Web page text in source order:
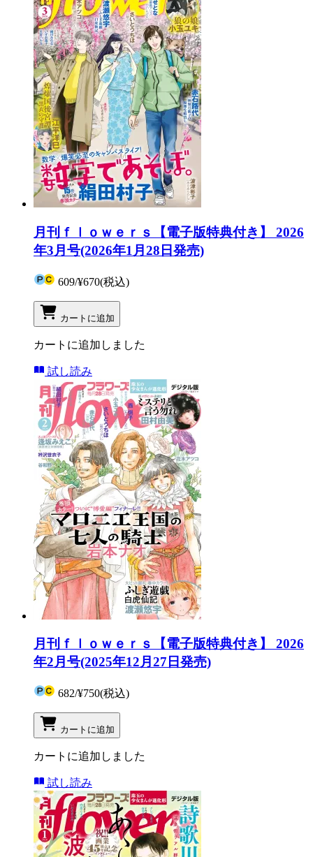
月刊ｆｌｏｗｅｒｓ【電子版特典付き】 2026
年3月号(2026年1月28日発売)
609/¥670(税込)
カートに追加
カートに追加しました
試し読み
月刊ｆｌｏｗｅｒｓ【電子版特典付き】 2026
年2月号(2025年12月27日発売)
682/¥750(税込)
カートに追加
カートに追加しました
試し読み